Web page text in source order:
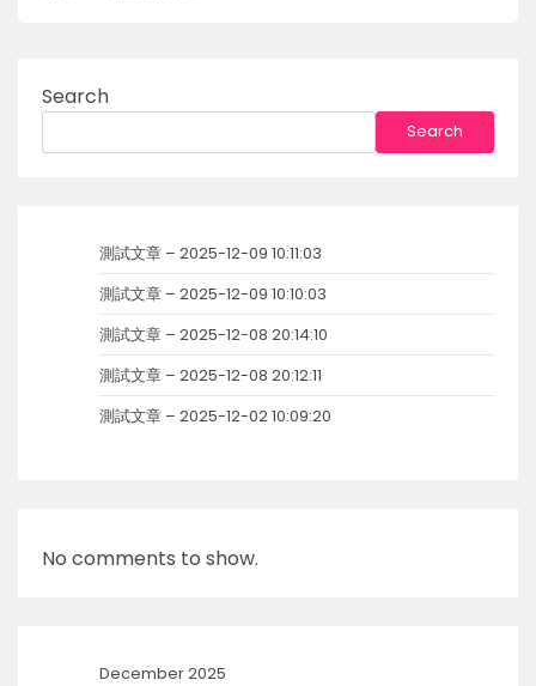
Search
Search
測試文章 – 2025-12-09 10:11:03
測試文章 – 2025-12-09 10:10:03
測試文章 – 2025-12-08 20:14:10
測試文章 – 2025-12-08 20:12:11
測試文章 – 2025-12-02 10:09:20
No comments to show.
December 2025